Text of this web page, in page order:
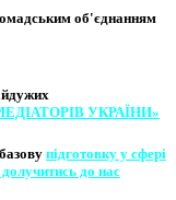
об'єднанням
УКРА​ЇНИ»
підготовку у сфері
до нас